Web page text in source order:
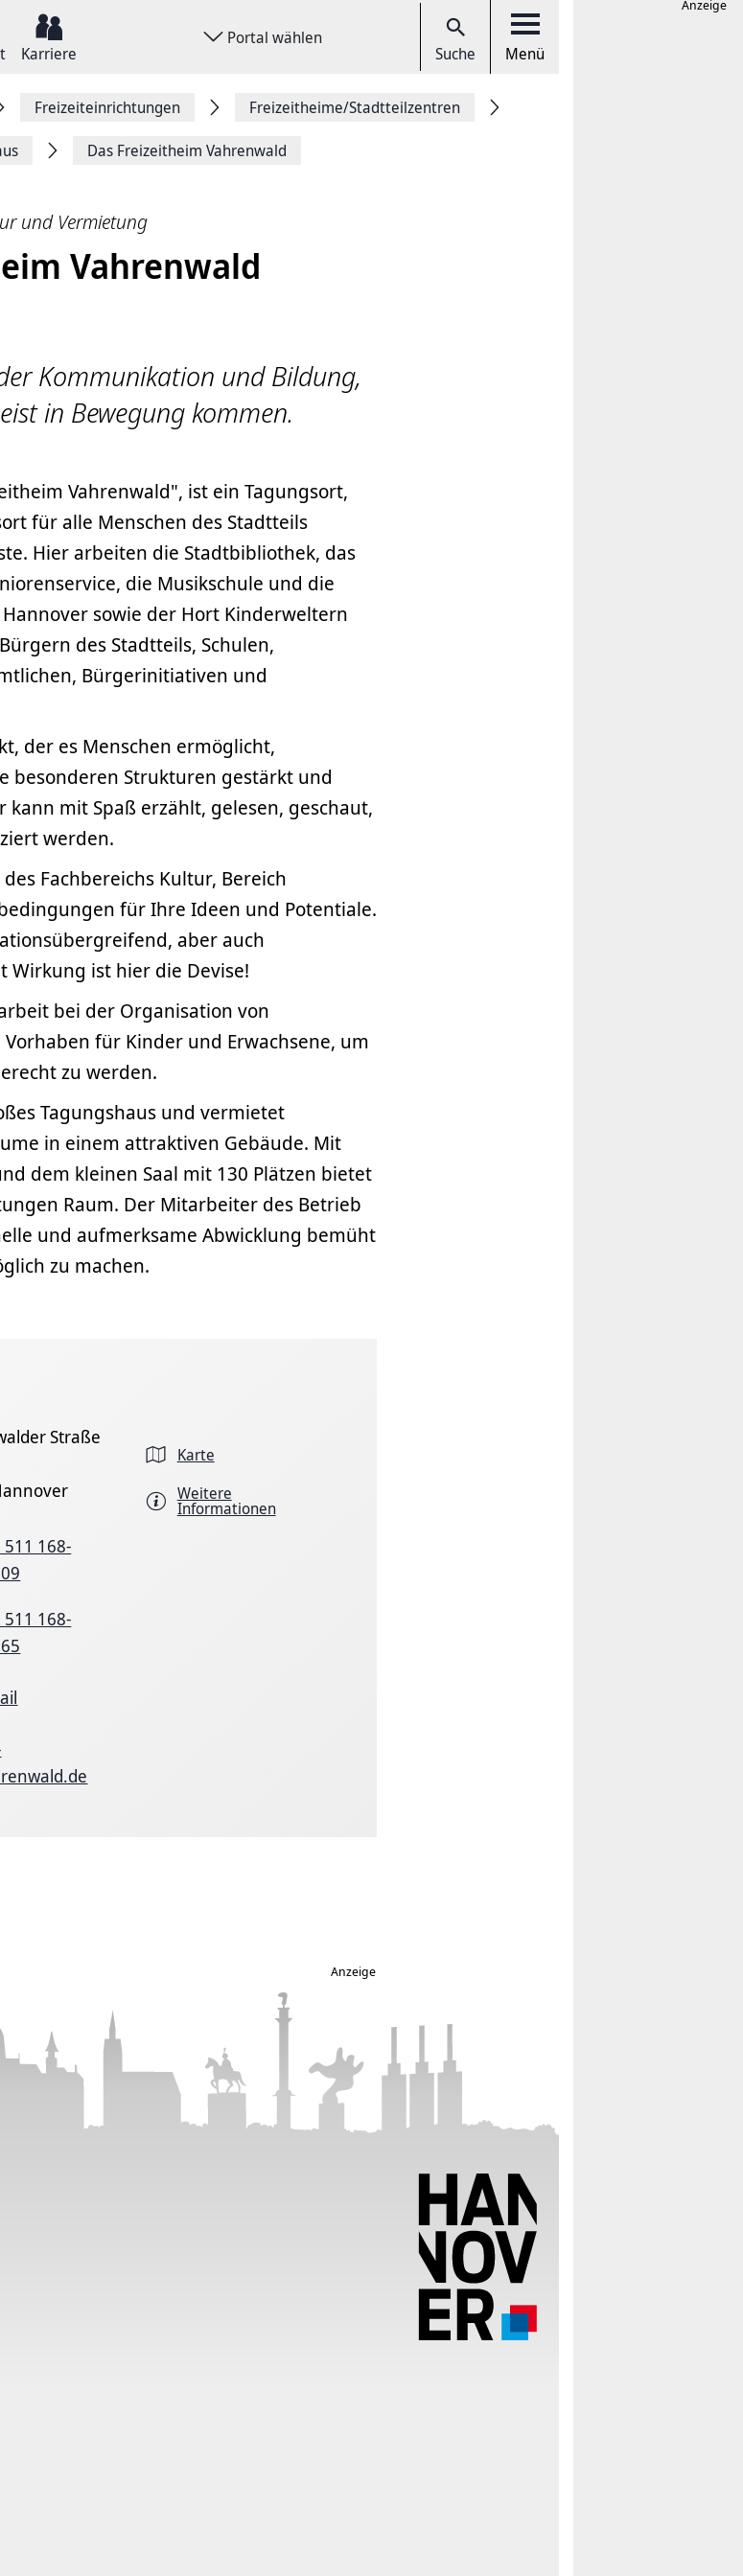
Karriere
Portal wählen
Suche Menü
Freizeiteinrichtungen Freizeitheime/Stadtteilzentren
Das Freizeitheim Vahrenwald
und Vermietung
Vahrenwald
Kommunikation und Bildung,
in Bewegung kommen.
Vahrenwald", ist ein Tagungsort,
für alle Menschen des Stadtteils
Hier arbeiten die Stadtbibliothek, das
die Musikschule und die
sowie der Hort Kinderweltern
des Stadtteils, Schulen,
Bürgerinitiativen und
der es Menschen ermöglicht,
besonderen Strukturen gestärkt und
mit Spaß erzählt, gelesen, geschaut,
werden.
Fachbereichs Kultur, Bereich
für Ihre Ideen und Potentiale.
aber auch
ist hier die Devise!
bei der Organisation von
für Kinder und Erwachsene, um
zu werden.
Tagungshaus und vermietet
in einem attraktiven Gebäude. Mit
dem kleinen Saal mit 130 Plätzen bietet
Raum. Der Mitarbeiter des Betrieb
und aufmerksame Abwicklung bemüht
zu machen.
Straße
511 168-
511 168-
Karte
Weitere
Informationen
Anzeige
Anzeige